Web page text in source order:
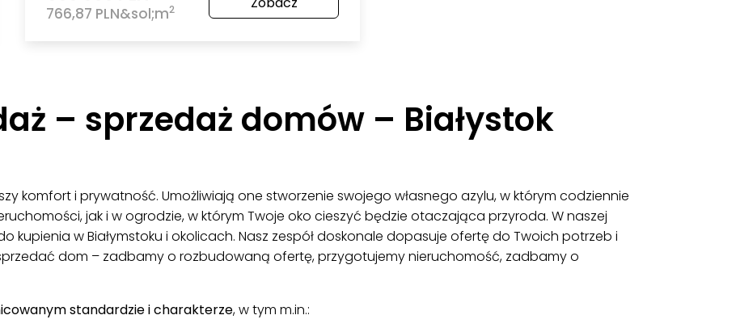
766,87 PLN&sol;m2
– sprzedaż domów – Białystok
komfort i prywatność. Umożliwiają one stworzenie swojego własnego azylu, w którym codziennie
jak i w ogrodzie, w którym Twoje oko cieszyć będzie otaczająca przyroda. W naszej
kupienia w Białymstoku i okolicach. Nasz zespół doskonale dopasuje ofertę do Twoich potrzeb i
dom – zadbamy o rozbudowaną ofertę, przygotujemy nieruchomość, zadbamy o
standardzie i charakterze, w tym m.in.: